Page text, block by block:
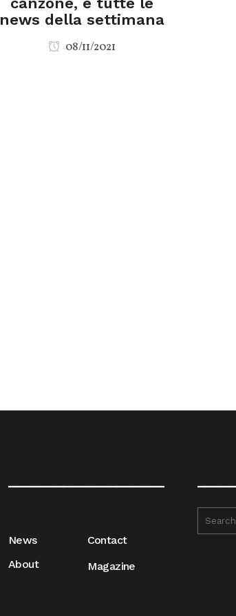
news della settimana
08/11/2021
News
About
Contact
Magazine